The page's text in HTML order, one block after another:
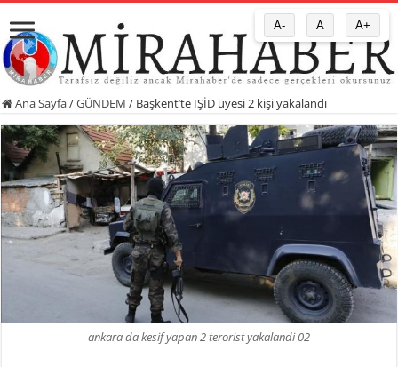
Ana Sayfa/GÜNDEM / Başkent’te IŞİD üyesi 2 kişi yakalandı
ankara da kesif yapan 2 terorist yakalandi 02
A- A A+